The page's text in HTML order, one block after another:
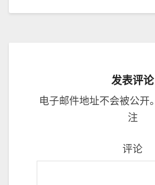
发表评论
电子邮件地址不会被公开。
注
评论